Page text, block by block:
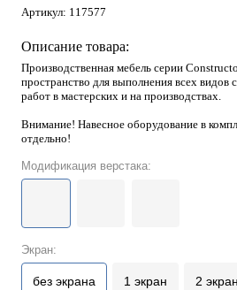
Артикул: 117577
Описание товара:
Производственная мебель серии
пространство для выполнения всех видов
работ в мастерских и на производствах.
Внимание! Навесное оборудование в
отдельно!
Модификация верстака:
Экран:
без экрана 1 экран 2